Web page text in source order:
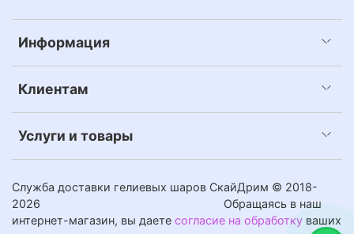
Информация
Клиентам
Услуги и товары
Служба доставки гелиевых шаров СкайДрим © 2018-
2026 Обращаясь в наш
интернет-магазин, вы даете согласие на обработку ваших